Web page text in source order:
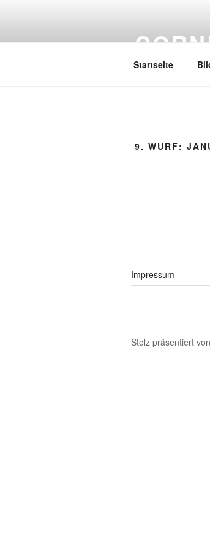
Startseite
9. WURF:
Impressum
Stolz präsentiert